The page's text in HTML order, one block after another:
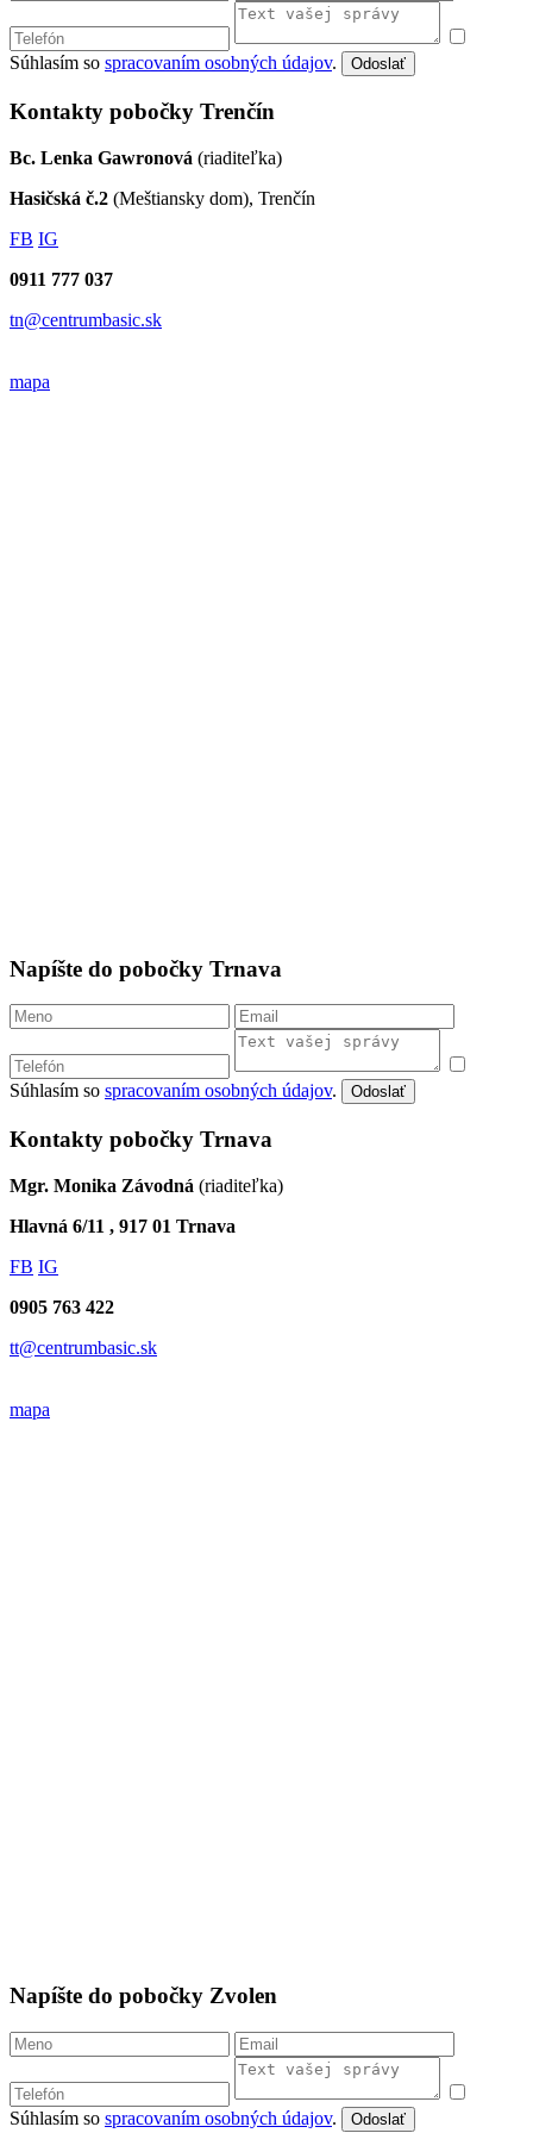
Súhlasím so spracovaním osobných údajov. Odoslať
Kontakty pobočky Trenčín
Bc. Lenka Gawronová (riaditeľka)
Hasičská č.2 (Meštiansky dom), Trenčín
FB IG
0911 777 037
tn@centrumbasic.sk
mapa
Napíšte do pobočky Trnava
Súhlasím so spracovaním osobných údajov. Odoslať
Kontakty pobočky Trnava
Mgr. Monika Závodná (riaditeľka)
Hlavná 6/11 , 917 01 Trnava
FB IG
0905 763 422
tt@centrumbasic.sk
mapa
Napíšte do pobočky Zvolen
Súhlasím so spracovaním osobných údajov. Odoslať